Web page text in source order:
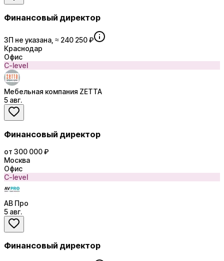
Финансовый директор
ЗП не указана, ≈ 240 250 ₽
Краснодар
Офис
C-level
Мебельная компания ZETTA
5 авг.
Финансовый директор
от 300 000 ₽
Москва
Офис
C-level
АВ Про
5 авг.
Финансовый директор